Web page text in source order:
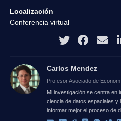
Localización
Conferencia virtual
Carlos Mendez
Profesor Asociado de
Mi investigación se centra en
ciencia de datos espaciales y
informar mejor el proceso de